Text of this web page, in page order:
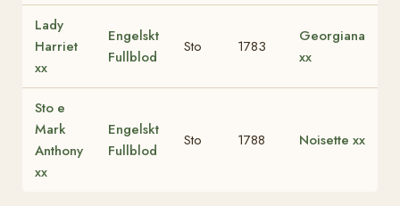
Lady
Harriet
xx
Engelskt
Fullblod
Sto 1783
Georgiana
xx
Sto e
Mark
Anthony
xx
Engelskt
Fullblod
Sto 1788 Noisette xx